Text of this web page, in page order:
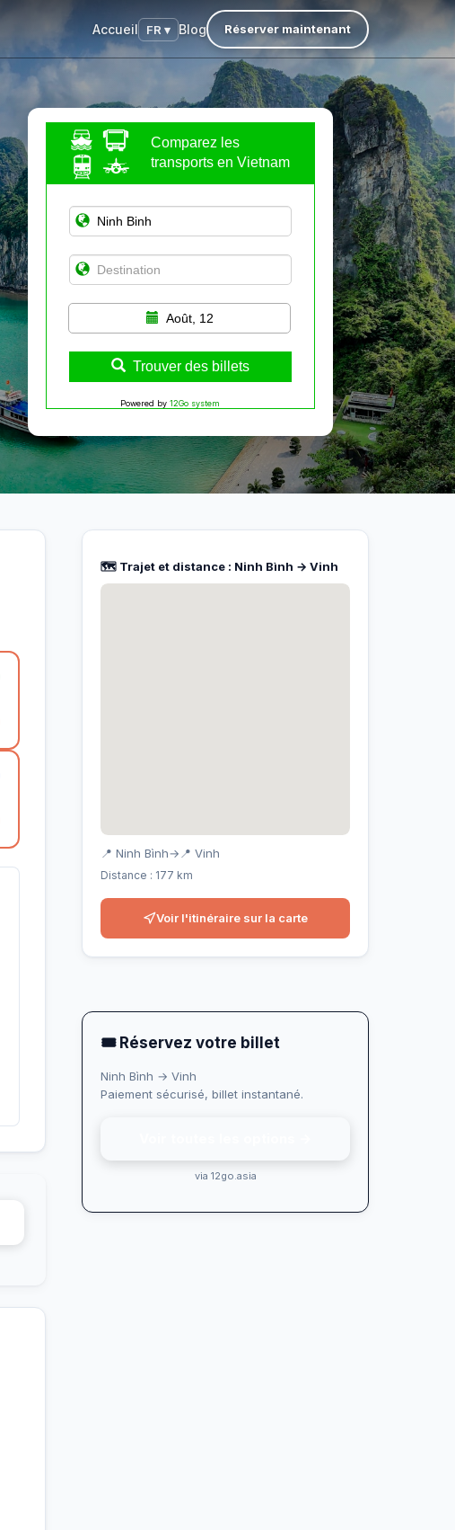
Accueil FR ▾ Blog Réserver maintenant
Comparez les
transports en Vietnam
Août, 12
Trouver des billets
Powered by 12Go system
🗺️ Trajet et distance : Ninh Bình → Vinh
📍 Ninh Bình→ 📍 Vinh
Distance : 177 km
Voir l'itinéraire sur la carte
🎟 Réservez votre billet
Ninh Bình → Vinh
Paiement sécurisé, billet instantané.
via 12go.asia